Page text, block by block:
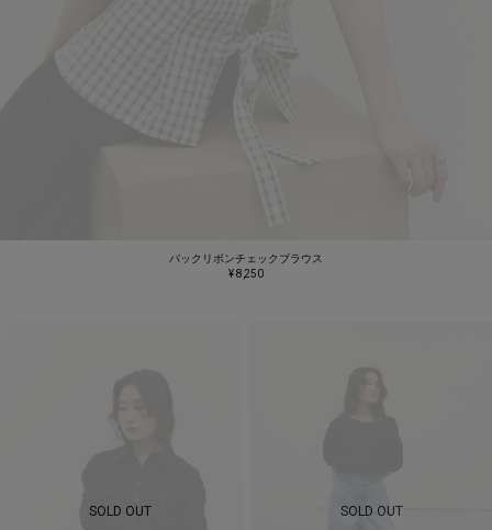
バックリボンチェックブラウス
¥ 8,250
SOLD OUT SOLD OUT